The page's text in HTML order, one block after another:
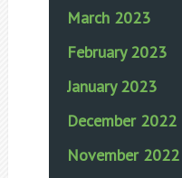
March 2023
February 2023
January 2023
December 2022
November 2022